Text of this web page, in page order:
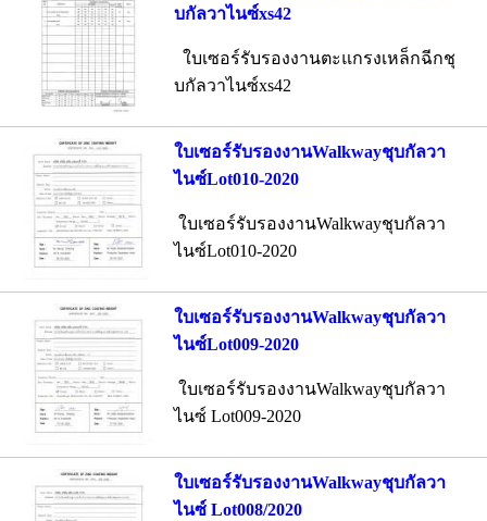
บกัลวาไนซ์xs42
ใบเซอร์รับรองงานตะแกรงเหล็กฉีกชุ
บกัลวาไนซ์xs42
ใบเซอร์รับรองงานWalkwayชุบกัลวา
ไนซ์Lot010-2020
ใบเซอร์รับรองงานWalkwayชุบกัลวา
ไนซ์Lot010-2020
ใบเซอร์รับรองงานWalkwayชุบกัลวา
ไนซ์Lot009-2020
ใบเซอร์รับรองงานWalkwayชุบกัลวา
ไนซ์ Lot009-2020
ใบเซอร์รับรองงานWalkwayชุบกัลวา
ไนซ์ Lot008/2020